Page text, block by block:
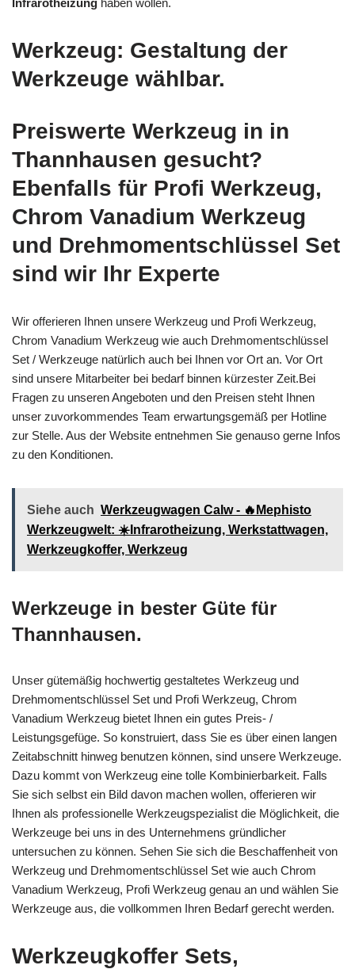
Werkzeug: Gestaltung der
Werkzeuge wählbar.
Preiswerte Werkzeug in in
Thannhausen gesucht?
Ebenfalls für Profi Werkzeug,
Chrom Vanadium Werkzeug
und Drehmomentschlüssel Set
sind wir Ihr Experte
Wir offerieren Ihnen unsere Werkzeug und Profi Werkzeug,
Chrom Vanadium Werkzeug wie auch Drehmomentschlüssel
Set / Werkzeuge natürlich auch bei Ihnen vor Ort an. Vor Ort
sind unsere Mitarbeiter bei bedarf binnen kürzester Zeit.Bei
Fragen zu unseren Angeboten und den Preisen steht Ihnen
unser zuvorkommendes Team erwartungsgemäß per Hotline
zur Stelle. Aus der Website entnehmen Sie genauso gerne Infos
zu den Konditionen.
Siehe auch Werkzeugwagen Calw - 🔥Mephisto
Werkzeugwelt: ☀️Infrarotheizung, Werkstattwagen,
Werkzeugkoffer, Werkzeug
Werkzeuge in bester Güte für
Thannhausen.
Unser gütemäßig hochwertig gestaltetes Werkzeug und
Drehmomentschlüssel Set und Profi Werkzeug, Chrom
Vanadium Werkzeug bietet Ihnen ein gutes Preis- /
Leistungsgefüge. So konstruiert, dass Sie es über einen langen
Zeitabschnitt hinweg benutzen können, sind unsere Werkzeuge.
Dazu kommt von Werkzeug eine tolle Kombinierbarkeit. Falls
Sie sich selbst ein Bild davon machen wollen, offerieren wir
Ihnen als professionelle Werkzeugspezialist die Möglichkeit, die
Werkzeuge bei uns in des Unternehmens gründlicher
untersuchen zu können. Sehen Sie sich die Beschaffenheit von
Werkzeug und Drehmomentschlüssel Set wie auch Chrom
Vanadium Werkzeug, Profi Werkzeug genau an und wählen Sie
Werkzeuge aus, die vollkommen Ihren Bedarf gerecht werden.
Werkzeugkoffer Sets,